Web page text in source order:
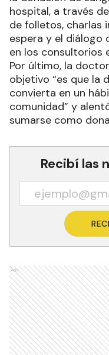
hospital, a través
de folletos, charlas
espera y el diálogo
en los consultorios
Por último, la
objetivo “es que la
convierta en un
comunidad” y
sumarse como
Recibí las
Ads